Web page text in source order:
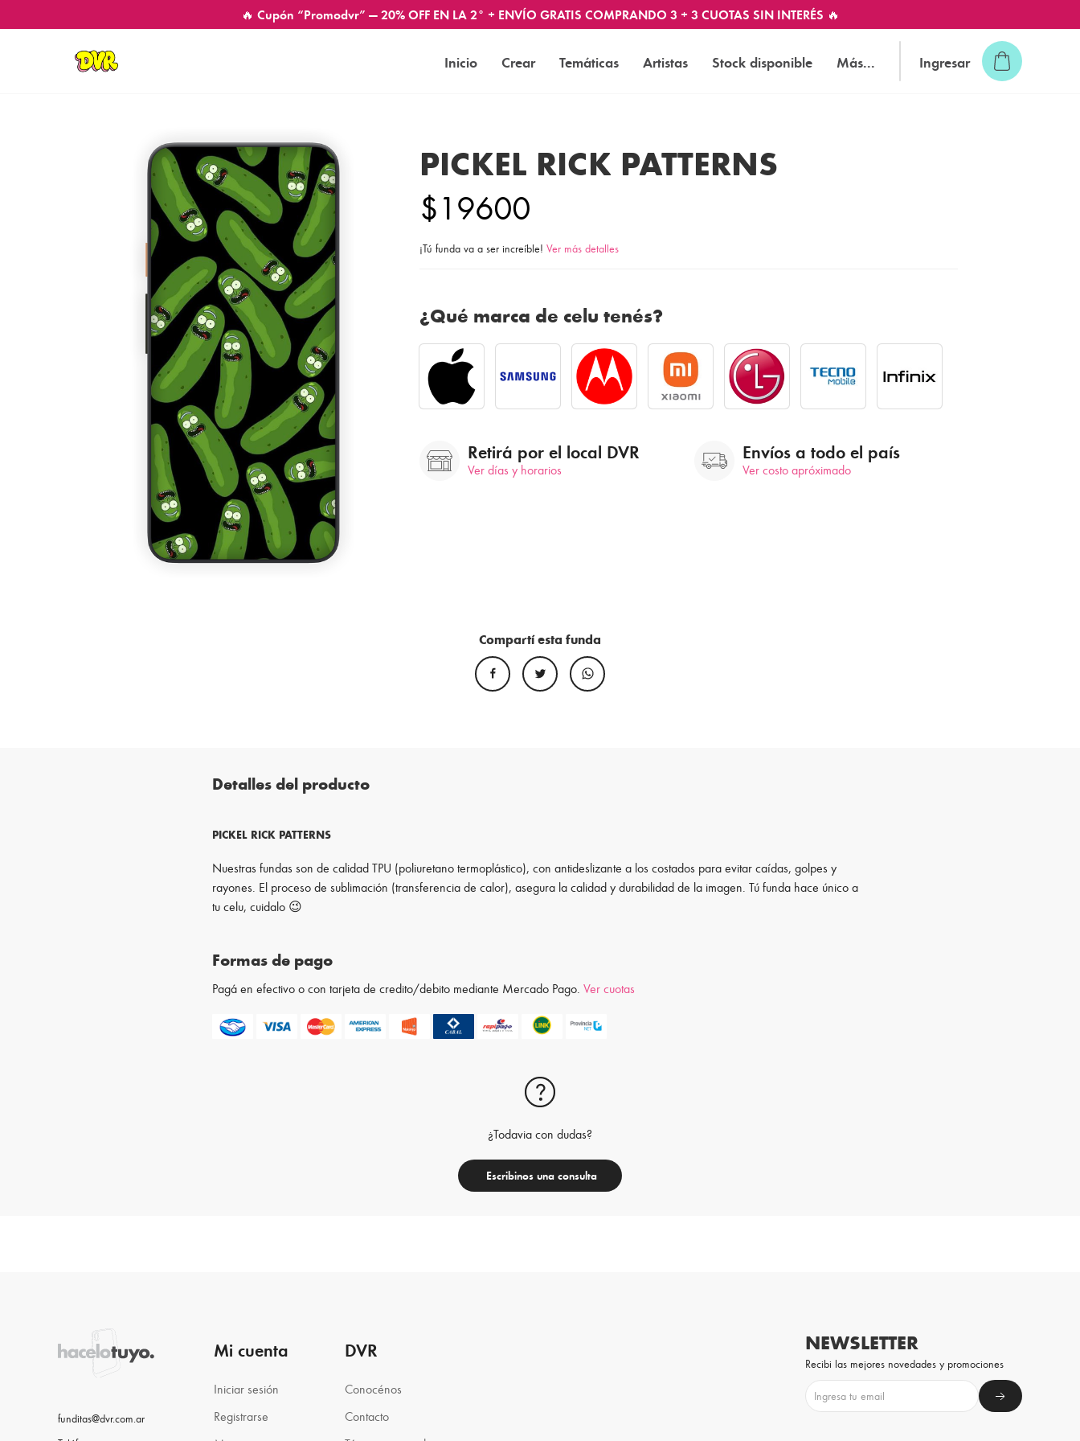
🔥 Cupón “Promodvr” — 20% OFF EN LA 2° + ENVÍO GRATIS COMPRANDO 3 + 3 CUOTAS SIN INTERÉS 🔥
Inicio Crear Temáticas Artistas Stock disponible Más... Ingresar
PICKEL RICK PATTERNS
$19600
¡Tú funda va a ser increíble! Ver más detalles
¿Qué marca de celu tenés?
Retirá por el local DVR
Ver días y horarios
Envíos a todo el país
Ver costo apróximado
Compartí esta funda
Detalles del producto
PICKEL RICK PATTERNS
Nuestras fundas son de calidad TPU (poliuretano termoplástico), con antideslizante a los costados para evitar caídas, golpes y
rayones. El proceso de sublimación (transferencia de calor), asegura la calidad y durabilidad de la imagen. Tú funda hace único a
tu celu, cuidalo 😉
Formas de pago
Pagá en efectivo o con tarjeta de credito/debito mediante Mercado Pago.Ver cuotas
¿Todavia con dudas?
Escribinos una consulta
funditas@dvr.com.ar
Mi cuenta
Iniciar sesión
Registrarse
DVR
Conocénos
Contacto
NEWSLETTER
Recibi las mejores novedades y promociones